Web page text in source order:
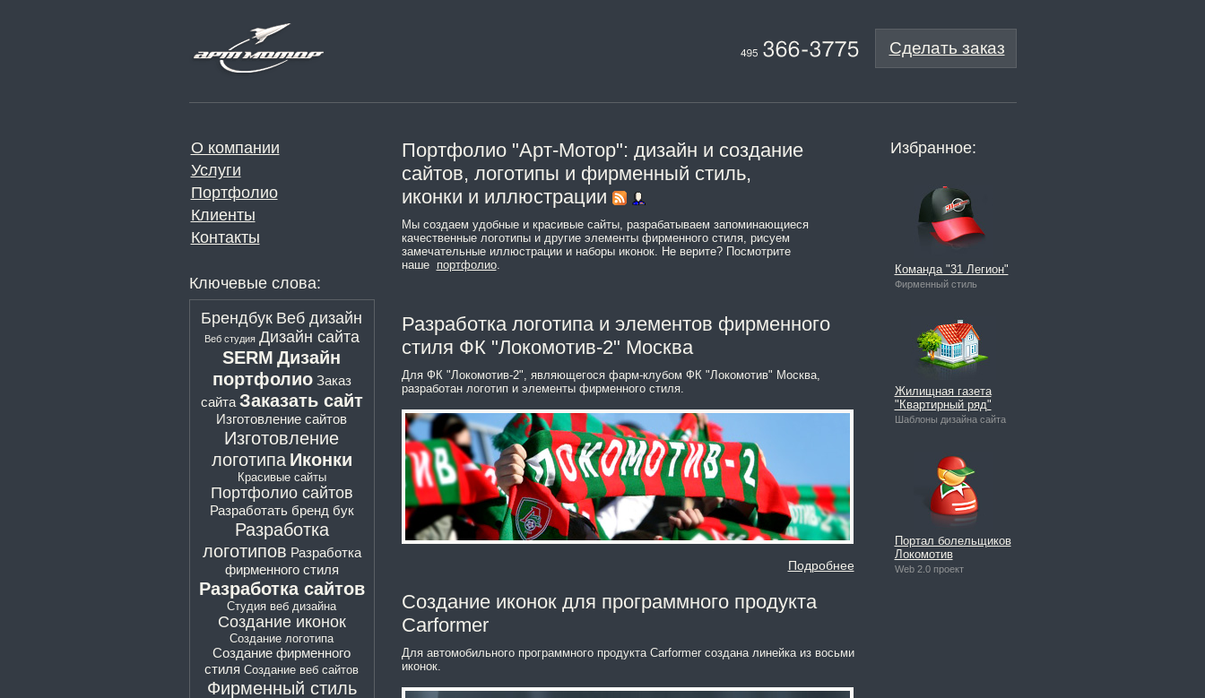
Сделать заказ
О компании
Услуги
Портфолио
Клиенты
Контакты
Ключевые слова:
Брендбук Веб дизайн
Веб студия Дизайн сайта
SERM Дизайн
портфолио Заказ
сайта Заказать сайт
Изготовление сайтов
Изготовление
логотипа Иконки
Красивые сайты
Портфолио сайтов
Разработать бренд бук
Разработка
логотипов Разработка
фирменного стиля
Разработка сайтов
Студия веб дизайна
Создание иконок
Создание логотипа
Создание фирменного
стиля Создание веб сайтов
Фирменный стиль
Портфолио "Арт-Мотор": дизайн и создание
сайтов, логотипы и фирменный стиль,
иконки и иллюстрации
Мы создаем удобные и красивые сайты, разрабатываем запоминающиеся
качественные логотипы и другие элементы фирменного стиля, рисуем
замечательные иллюстрации и наборы иконок. Не верите? Посмотрите
наше портфолио.
Разработка логотипа и элементов фирменного
стиля ФК "Локомотив-2" Москва
Для ФК "Локомотив-2", являющегося фарм-клубом ФК "Локомотив" Москва,
разработан логотип и элементы фирменного стиля.
Подробнее
Создание иконок для программного продукта
Carformer
Для автомобильного программного продукта Carformer создана линейка из восьми
иконок.
Избранное:
Команда "31 Легион"
Фирменный стиль
Жилищная газета
"Квартирный ряд"
Шаблоны дизайна сайта
Портал болельщиков
Локомотив
Web 2.0 проект